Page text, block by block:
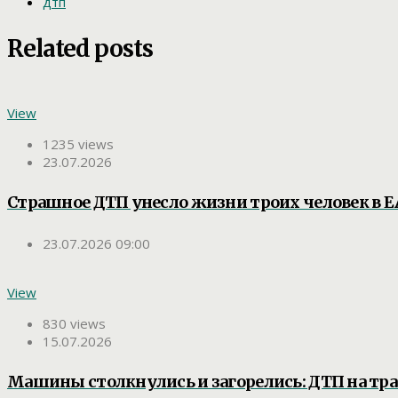
Related posts
View
1235 views
23.07.2026
Страшное ДТП унесло жизни троих человек в
23.07.2026 09:00
View
830 views
15.07.2026
Машины столкнулись и загорелись: ДТП на